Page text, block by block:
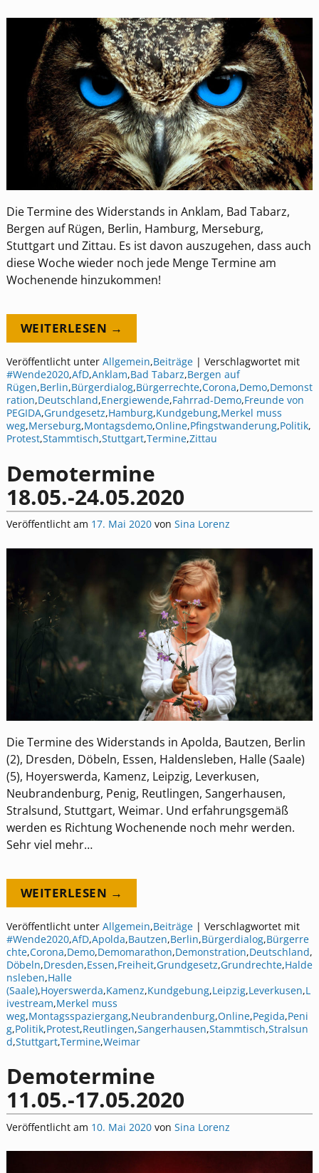
Die Termine des Widerstands in Anklam, Bad Tabarz,
Bergen auf Rügen, Berlin, Hamburg, Merseburg,
Stuttgart und Zittau. Es ist davon auszugehen, dass auch
diese Woche wieder noch jede Menge Termine am
Wochenende hinzukommen!
WEITERLESEN →
Veröffentlicht unter Allgemein,Beiträge| Verschlagwortet mit
#Wende2020,AfD,Anklam,Bad Tabarz,Bergen auf
Rügen,Berlin,Bürgerdialog,Bürgerrechte,Corona,Demo,Demonst
ration,Deutschland,Energiewende,Fahrrad-Demo,Freunde von
PEGIDA,Grundgesetz,Hamburg,Kundgebung,Merkel muss
weg,Merseburg,Montagsdemo,Online,Pfingstwanderung,Politik,
Protest,Stammtisch,Stuttgart,Termine,Zittau
Demotermine
18.05.-24.05.2020
Veröffentlicht am 17. Mai 2020 von Sina Lorenz
Die Termine des Widerstands in Apolda, Bautzen, Berlin
(2), Dresden, Döbeln, Essen, Haldensleben, Halle (Saale)
(5), Hoyerswerda, Kamenz, Leipzig, Leverkusen,
Neubrandenburg, Penig, Reutlingen, Sangerhausen,
Stralsund, Stuttgart, Weimar. Und erfahrungsgemäß
werden es Richtung Wochenende noch mehr werden.
Sehr viel mehr…
WEITERLESEN →
Veröffentlicht unter Allgemein,Beiträge| Verschlagwortet mit
#Wende2020,AfD,Apolda,Bautzen,Berlin,Bürgerdialog,Bürgerre
chte,Corona,Demo,Demomarathon,Demonstration,Deutschland,
Döbeln,Dresden,Essen,Freiheit,Grundgesetz,Grundrechte,Halde
nsleben,Halle
(Saale),Hoyerswerda,Kamenz,Kundgebung,Leipzig,Leverkusen,L
ivestream,Merkel muss
weg,Montagsspaziergang,Neubrandenburg,Online,Pegida,Peni
g,Politik,Protest,Reutlingen,Sangerhausen,Stammtisch,Stralsun
d,Stuttgart,Termine,Weimar
Demotermine
11.05.-17.05.2020
Veröffentlicht am 10. Mai 2020 von Sina Lorenz